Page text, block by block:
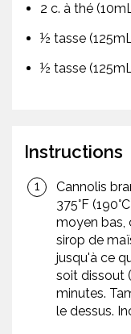
2 c. à thé
½ tasse
½ tasse
Instructions
Cannolis
375°F
moyen bas,
sirop de
jusqu'à ce
soit dissout
minutes.
le dessus.